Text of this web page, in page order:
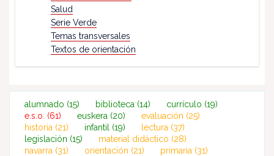
Salud
Serie Verde
Temas transversales
Textos de orientación
alumnado (15) biblioteca (14) currículo (19)
e.s.o. (61) euskera (20) evaluación (25)
historia (21) infantil (19) lectura (37)
legislación (15) material didáctico (28)
navarra (31) orientación (21) primaria (31)